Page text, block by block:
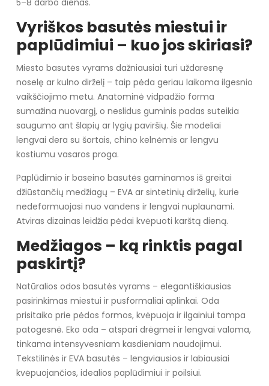
Vyriškos basutės miestui ir
paplūdimiui – kuo jos skiriasi?
Miesto basutės vyrams dažniausiai turi uždaresnę
noselę ar kulno dirželį – taip pėda geriau laikoma ilgesnio
vaikščiojimo metu. Anatominė vidpadžio forma
sumažina nuovargį, o neslidus guminis padas suteikia
saugumo ant šlapių ar lygių paviršių. Šie modeliai
lengvai dera su šortais, chino kelnėmis ar lengvu
kostiumu vasaros proga.
Paplūdimio ir baseino basutės gaminamos iš greitai
džiūstančių medžiagų – EVA ar sintetinių dirželių, kurie
nedeformuojasi nuo vandens ir lengvai nuplaunami.
Atviras dizainas leidžia pėdai kvėpuoti karštą dieną.
Medžiagos – ką rinktis pagal
paskirtį?
Natūralios odos basutės vyrams – elegantiškiausias
pasirinkimas miestui ir pusformaliai aplinkai. Oda
prisitaiko prie pėdos formos, kvėpuoja ir ilgainiui tampa
patogesnė. Eko oda – atspari drėgmei ir lengvai valoma,
tinkama intensyvesniam kasdieniam naudojimui.
Tekstilinės ir EVA basutės – lengviausios ir labiausiai
kvėpuojančios, idealios paplūdimiui ir poilsiui.